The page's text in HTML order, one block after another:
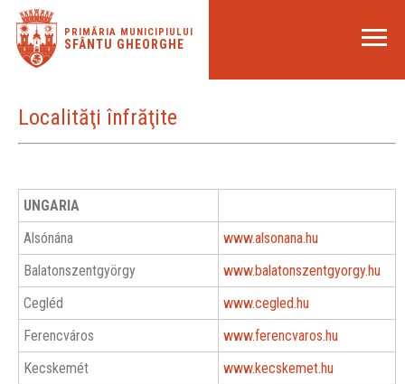
PRIMĂRIA MUNICIPIULUI
SFÂNTU GHEORGHE
Localităţi înfrăţite
UNGARIA
Alsónána
www.alsonana.hu
Balatonszentgyörgy
www.balatonszentgyorgy.hu
Cegléd
www.cegled.hu
Ferencváros
www.ferencvaros.hu
Kecskemét
www.kecskemet.hu